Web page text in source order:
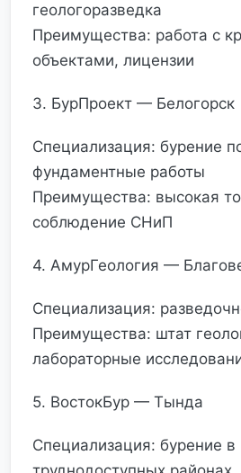
геологоразведка
Преимущества: работа с
объектами, лицензии
3. БурПроект — Белогорск
Специализация: бурение
фундаментные работы
Преимущества: высокая
соблюдение СНиП
4. АмурГеология —
Специализация:
Преимущества: штат
лабораторные
5. ВостокБур — Тында
Специализация: бурение в